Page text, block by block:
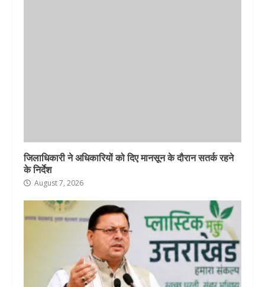
जिलाधिकारी ने अधिकारियों को दिए मानसून के दौरान सतर्क रहने
के निर्देश
August 7, 2026